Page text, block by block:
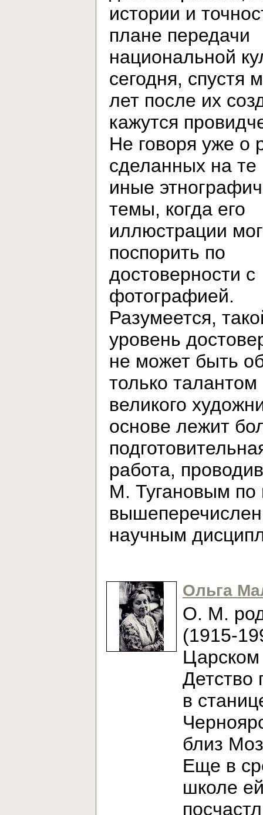
истории и
плане передачи
национальной
сегодня, спустя
лет после их
кажутся
Не говоря уже о
сделанных на те
иные
темы, когда его
иллюстрации
поспорить по
достоверности с
фотографией.
Разумеется,
уровень
не может быть
только талантом
великого
основе лежит
работа,
М. Тугановым по
научным
Ольга
О. М.
(1915-
Детство
в
близ
Еще в
школе